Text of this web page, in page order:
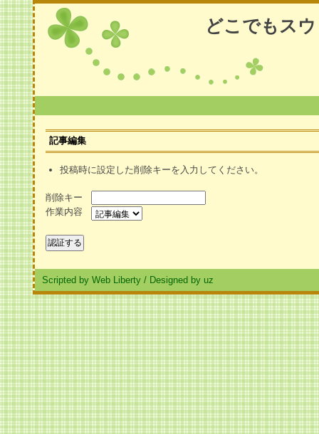
どこでもス
記事編集
投稿時に設定した削除キーを入力してください。
削除キー
作業内容
Scripted by Web Liberty / Designed by uz